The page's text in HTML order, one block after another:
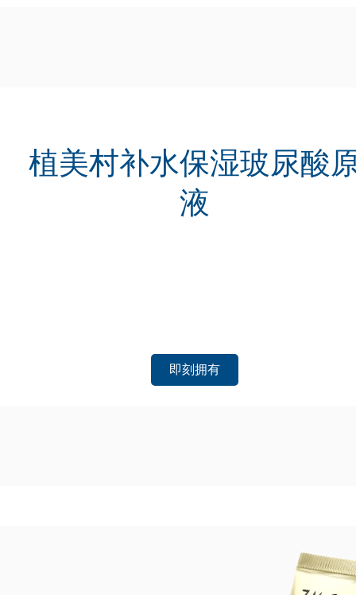
植美村补水保湿玻尿酸
液
即刻拥有